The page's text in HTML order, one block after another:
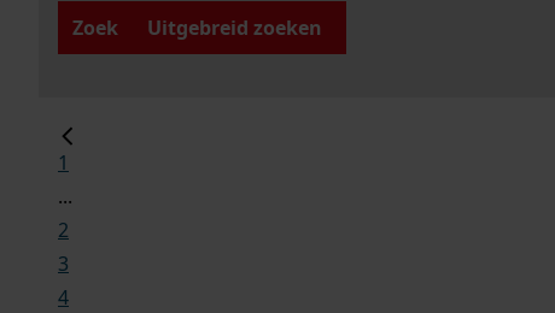
Zoek
Uitgebreid zoeken
1
...
2
3
4